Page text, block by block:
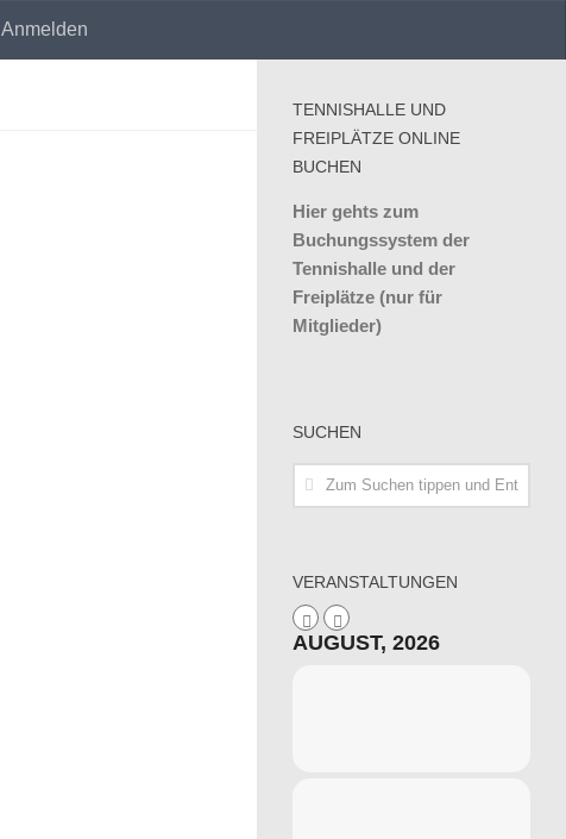
Anmelden
TENNISHALLE UND
FREIPLÄTZE ONLINE
BUCHEN
Hier gehts zum
Buchungssystem der
Tennishalle und der
Freiplätze (nur für
Mitglieder)
SUCHEN
VERANSTALTUNGEN
AUGUST, 2026